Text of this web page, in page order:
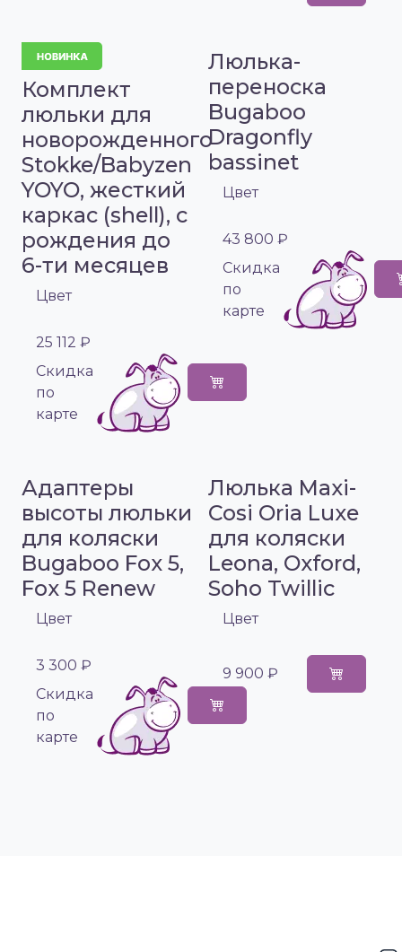
Комплект
люльки для
новорожденного
Stokke/Babyzen
YOYO, жесткий
каркас (shell), с
рождения до
6-ти месяцев
Цвет
25 112 ₽
Cкидка
по
карте
Люлька-
переноска
Bugaboo
Dragonfly
bassinet
Цвет
43 800 ₽
Cкидка
по
карте
Адаптеры
высоты люльки
для коляски
Bugaboo Fox 5,
Fox 5 Renew
Цвет
3 300 ₽
Cкидка
по
карте
Люлька Maxi-
Cosi Oria Luxe
для коляски
Leona, Oxford,
Soho Twillic
Цвет
9 900 ₽